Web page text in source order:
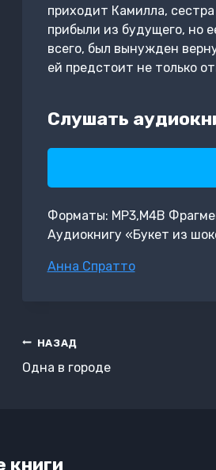
приходит Камилла,
прибыли из будущего, но
всего, был вынужден
ей предстоит не только
Слушать
Форматы: MP3,M4B
Аудиокнигу «Букет из
Метки
Анна Спратто
Навигация
по
НАЗАД
Одна в городе
книги